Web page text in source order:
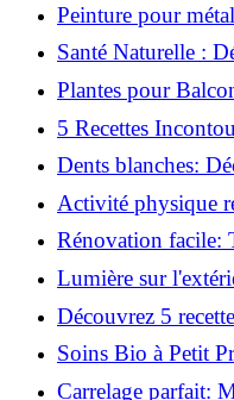
Peinture pour
possible?
Santé Naturelle :
Incontournables
Plantes pour
votre Terrasse en
5 Recettes
des huiles
Dents blanches:
ingrédients
Activité physique
compte pour votre
Rénovation facile:
parquet irrégulier
Lumière sur
concevoir et
Découvrez 5
vera pour votre
Soins Bio à Petit
Chouchouter Pour
Carrelage parfait: